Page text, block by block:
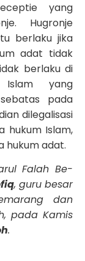
yang
Hugronje
berlaku jika
adat tidak
berlaku di
Islam yang
pada
dilegalisasi
hukum Islam,
hukum adat.
Falah Be-
, guru besar
dan
pada Kamis
.